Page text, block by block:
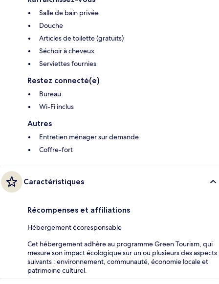
Salle de bain privée
Douche
Articles de toilette (gratuits)
Séchoir à cheveux
Serviettes fournies
Restez connecté(e)
Bureau
Wi-Fi inclus
Autres
Entretien ménager sur demande
Coffre-fort
Caractéristiques
Récompenses et affiliations
Hébergement écoresponsable
Cet hébergement adhère au programme Green Tourism, qui
mesure son impact écologique sur un ou plusieurs des aspects
suivants : environnement, communauté, économie locale et
patrimoine culturel.